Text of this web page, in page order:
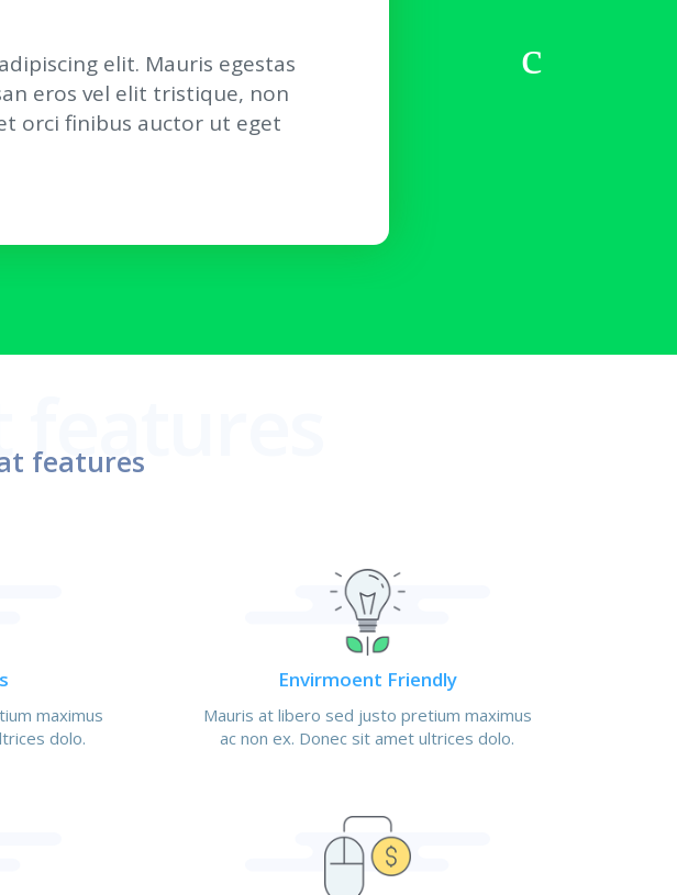
elit. Mauris egestas
eros vel elit tristique, non
orci finibus auctor ut eget
features
maximus
dolo.
Envirmoent Friendly
Mauris at libero sed justo pretium maximus
ac non ex. Donec sit amet ultrices dolo.